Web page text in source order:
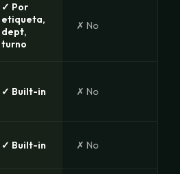
✓ Por
etiqueta,
dept,
turno
✗ No
✓ Built-in ✗ No
✓ Built-in ✗ No